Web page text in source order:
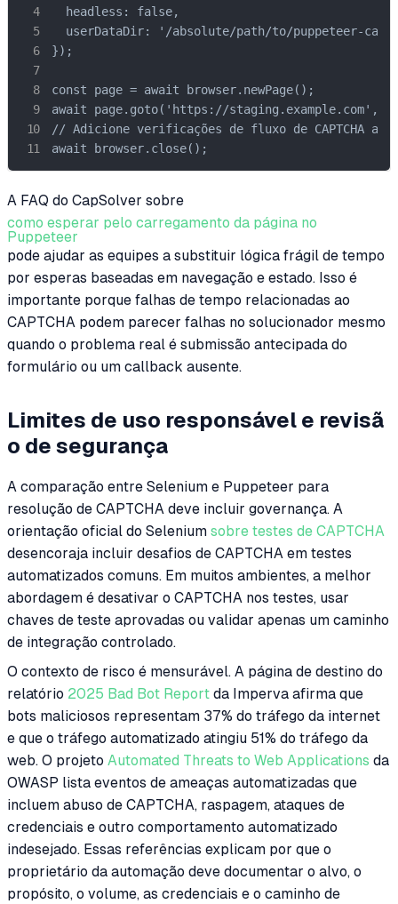
  headless: false,
userDataDir: '/absolute/path/to/puppeteer-
});
const page = await browser.newPage();
await page.goto('https://
// Adicione verificações de fluxo de CAPTCHA
await browser.close();
A FAQ do CapSolver sobre
como esperar pelo carregamento da página no
Puppeteer
pode ajudar as equipes a substituir lógica frágil de tempo
por esperas baseadas em navegação e estado. Isso é
importante porque falhas de tempo relacionadas ao
CAPTCHA podem parecer falhas no solucionador mesmo
quando o problema real é submissão antecipada do
formulário ou um callback ausente.
Limites de uso responsável e revisã
o de segurança
A comparação entre Selenium e Puppeteer para
resolução de CAPTCHA deve incluir governança. A
orientação oficial do Selenium sobre testes de CAPTCHA
desencoraja incluir desafios de CAPTCHA em testes
automatizados comuns. Em muitos ambientes, a melhor
abordagem é desativar o CAPTCHA nos testes, usar
chaves de teste aprovadas ou validar apenas um caminho
de integração controlado.
O contexto de risco é mensurável. A página de destino do
relatório 2025 Bad Bot Report da Imperva afirma que
bots maliciosos representam 37% do tráfego da internet
e que o tráfego automatizado atingiu 51% do tráfego da
web. O projeto Automated Threats to Web Applications da
OWASP lista eventos de ameaças automatizadas que
incluem abuso de CAPTCHA, raspagem, ataques de
credenciais e outro comportamento automatizado
indesejado. Essas referências explicam por que o
proprietário da automação deve documentar o alvo, o
propósito, o volume, as credenciais e o caminho de